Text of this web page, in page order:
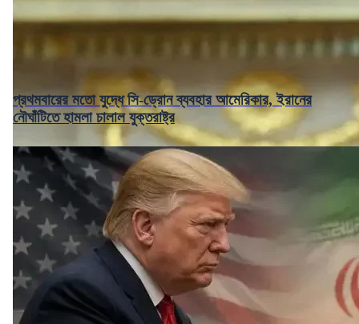
প্রথমবারের মতো যুদ্ধে সি-ড্রোন ব্যবহার আমেরিকার, ইরানের
নৌঘাঁটিতে হামলা চালাল যুক্তরাষ্ট্র